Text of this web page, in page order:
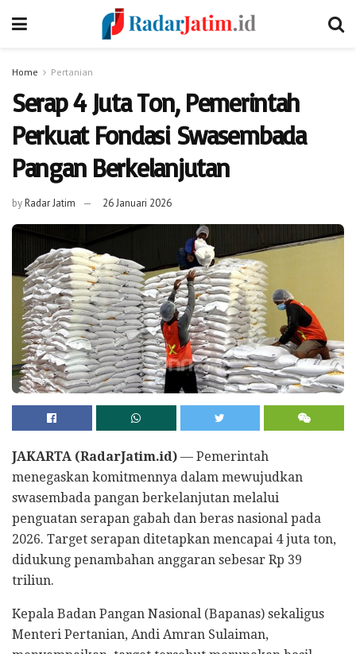
Home Pertanian
Serap 4 Juta Ton, Pemerintah
Perkuat Fondasi Swasembada
Pangan Berkelanjutan
byRadar Jatim 26 Januari 2026
JAKARTA (RadarJatim.id) — Pemerintah
menegaskan komitmennya dalam mewujudkan
swasembada pangan berkelanjutan melalui
penguatan serapan gabah dan beras nasional pada
2026. Target serapan ditetapkan mencapai 4 juta ton,
didukung penambahan anggaran sebesar Rp 39
triliun.
Kepala Badan Pangan Nasional (Bapanas) sekaligus
Menteri Pertanian, Andi Amran Sulaiman,